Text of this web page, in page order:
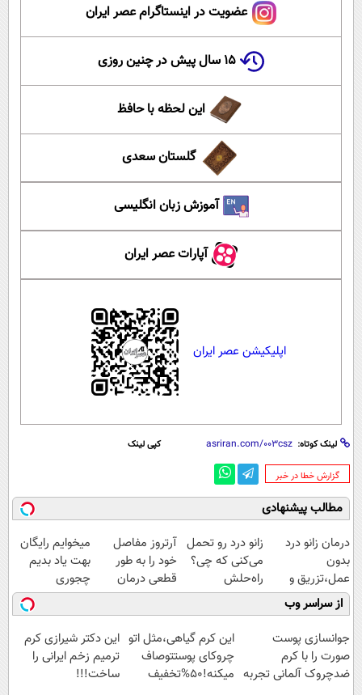
عضویت در اینستاگرام عصر ایران
۱۵ سال پیش در چنین روزی
این لحظه با حافظ
گلستان سعدی
آموزش زبان انگلیسی
آپارات عصر ایران
اپلیکیشن عصر ایران
لینک کوتاه: کپی لینک
‌گزارش خطا در خبر
مطالب پیشنهادی
درمان زانو درد
بدون
عمل،تزریق و
دارو
(◂پرسش‌نامه)
زانو درد رو تحمل
می‌کنی که چی؟
راه‌حلش
همین‌جاست!
آرتروز مفاصل
خود را به طور
قطعی درمان
کنید!
◗پرسش‌نامه◖
میخوایم رایگان
بهت یاد بدیم
چجوری
پولدارشی! باور
نداری امتحانش
مجانیه
از سراسر وب
جوانسازی پوست
صورت را با کرم
ضدچروک آلمانی تجربه
این کرم گیاهی،مثل اتو
چروکای پوستتوصاف
میکنه!50%تخفیف
این دکتر شیرازی کرم
ترمیم زخم ایرانی را
ساخت!!!